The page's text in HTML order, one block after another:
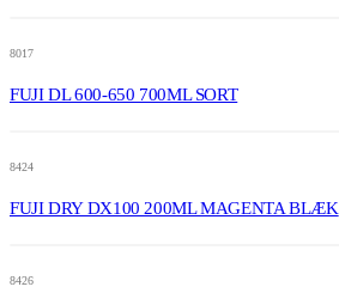
8017
FUJI DL 600-650 700ML SORT
8424
FUJI DRY DX100 200ML MAGENTA BLÆK
8426